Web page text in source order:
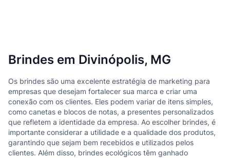
Brindes em Divinópolis, MG
Os brindes são uma excelente estratégia de marketing para
empresas que desejam fortalecer sua marca e criar uma
conexão com os clientes. Eles podem variar de itens simples,
como canetas e blocos de notas, a presentes personalizados
que refletem a identidade da empresa. Ao escolher brindes, é
importante considerar a utilidade e a qualidade dos produtos,
garantindo que sejam bem recebidos e utilizados pelos
clientes. Além disso, brindes ecológicos têm ganhado